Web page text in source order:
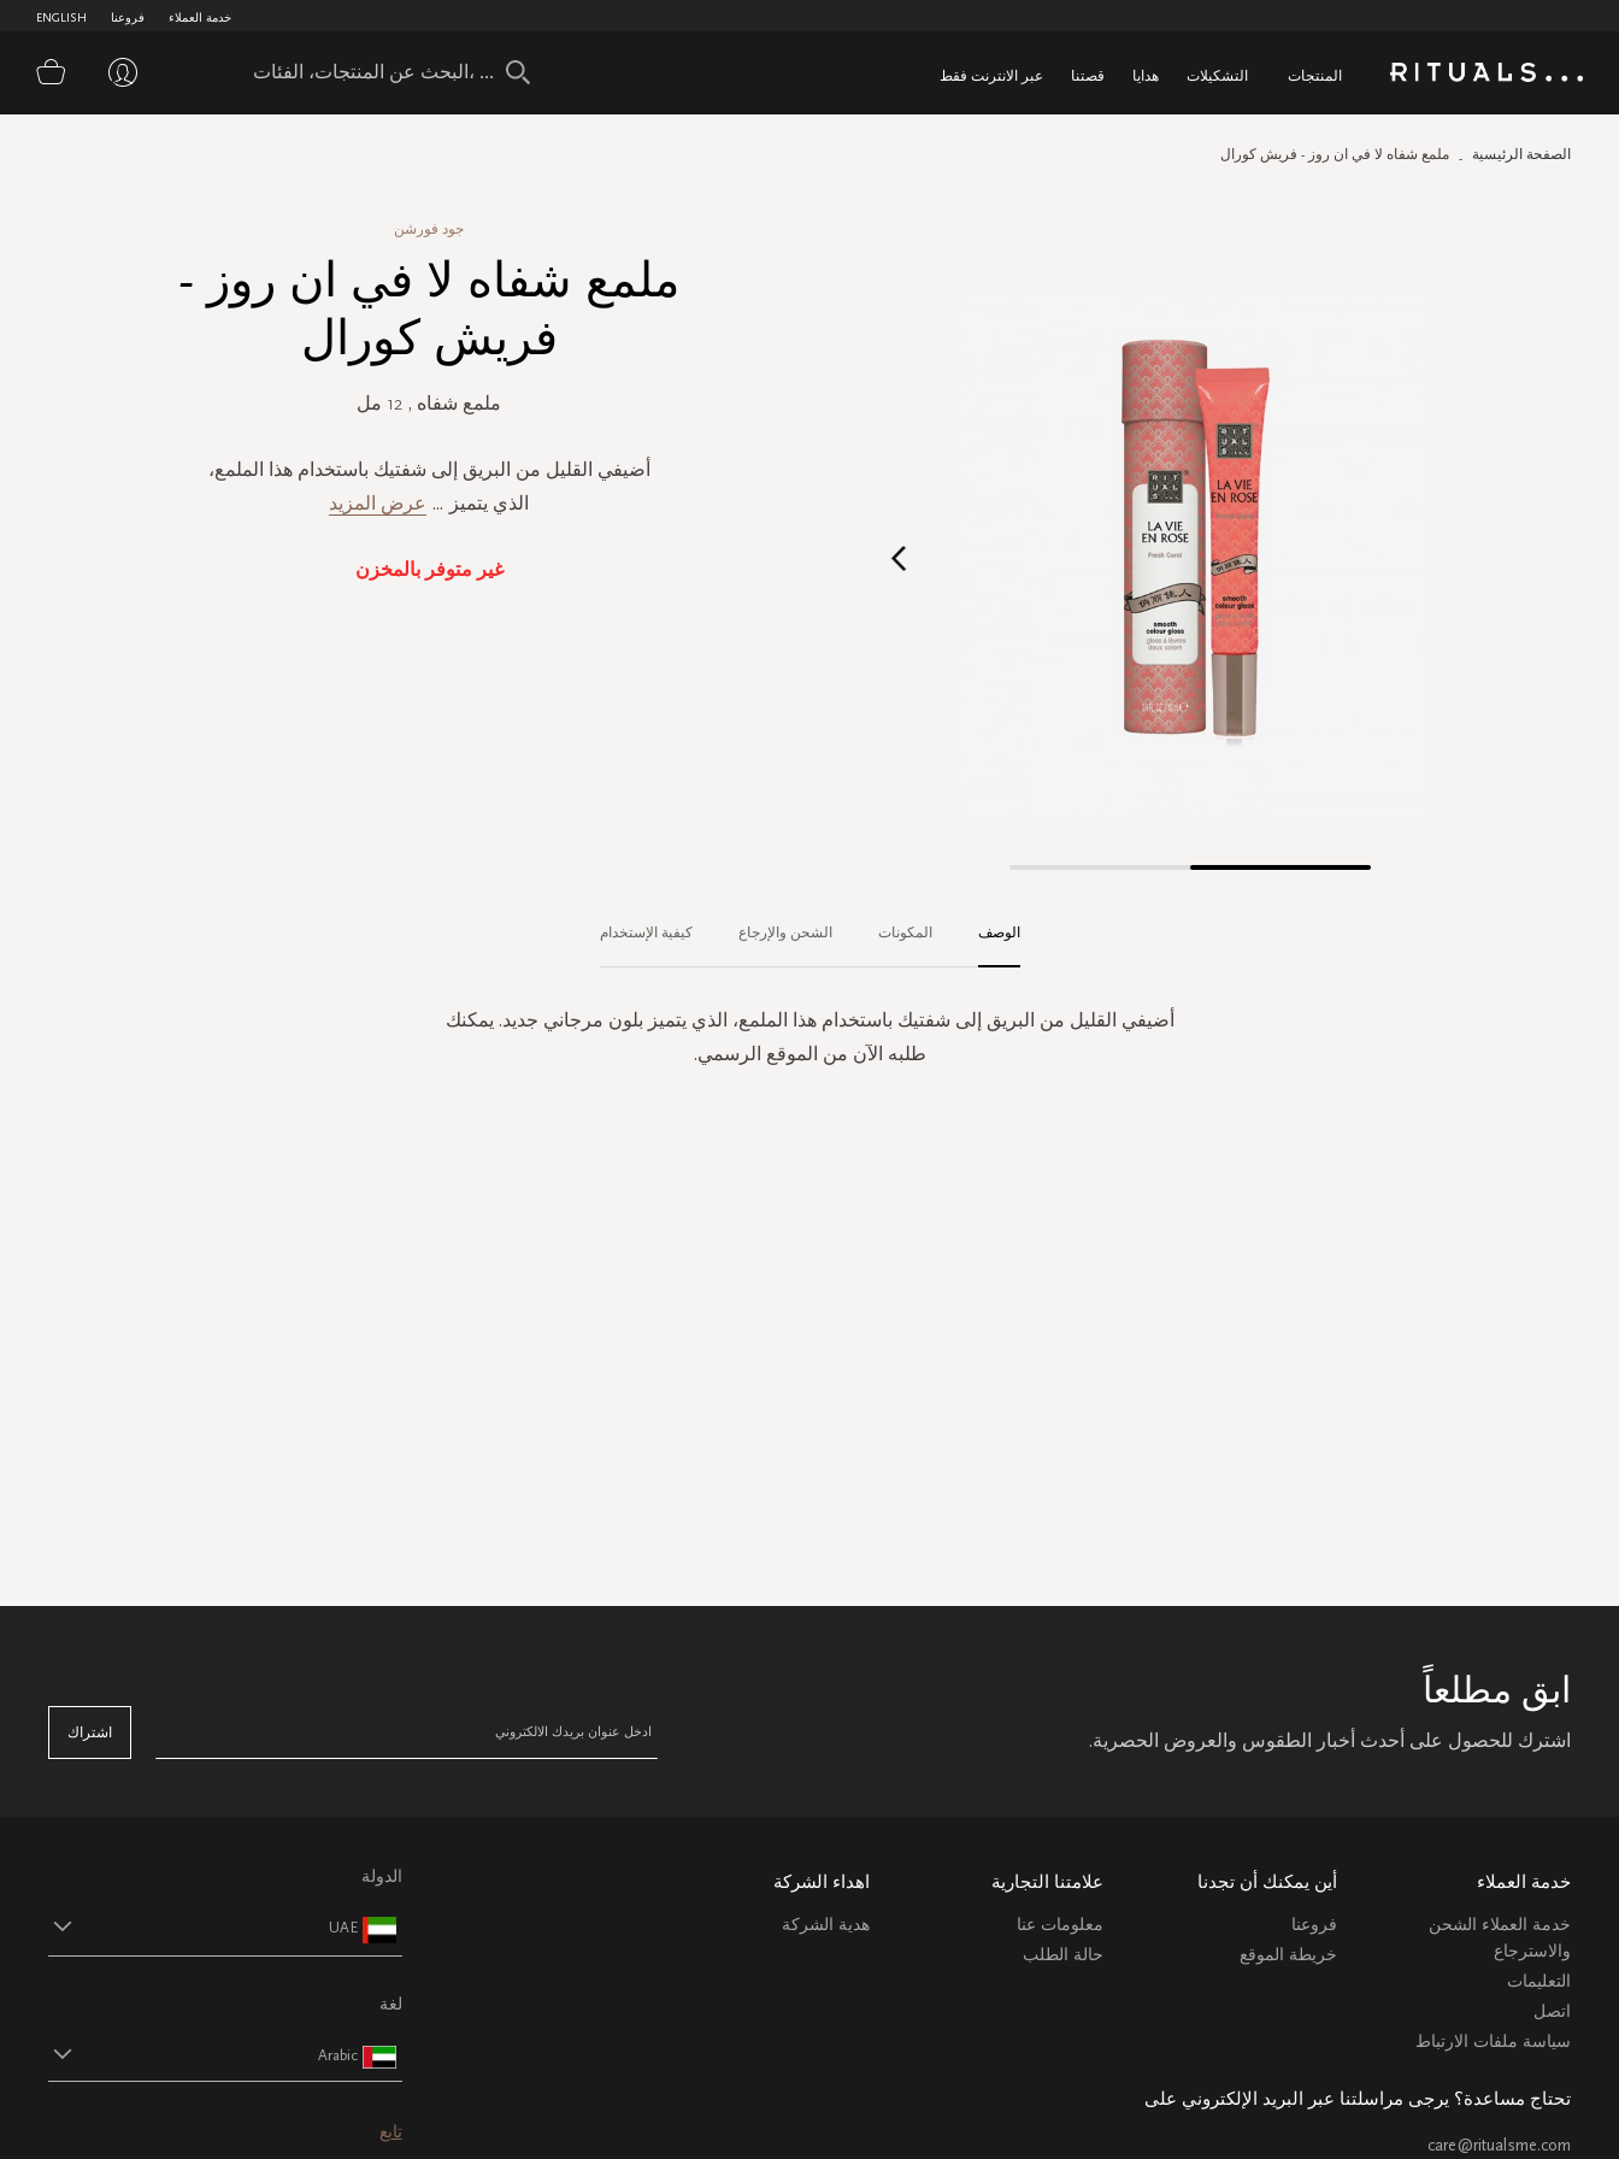
ENGLISH فروعنا خدمة العملاء
المنتجات التشكيلات هدايا قصتنا عبر الانترنت فقط سلة
الصفحة الرئيسية ملمع شفاه لا في ان روز - فريش كورال
جود فورشن
ملمع شفاه لا في ان روز -
فريش كورال
ملمع شفاه , 12 مل
أضيفي القليل من البريق إلى شفتيك باستخدام هذا الملمع،
الذي يتميز ... عرض المزيد
غير متوفر بالمخزن
الوصف
أضيفي القليل من البريق إلى شفتيك باستخدام هذا الملمع، الذي يتميز بلون مرجاني جديد. يمكنك
طلبه الآن من الموقع الرسمي.
المكونات الشحن والإرجاع كيفية الإستخدام
ابق مطلعاً
اشترك للحصول على أحدث أخبار الطقوس والعروض الحصرية. اشتراك
خدمة العملاء
خدمة العملاء الشحن
والاسترجاع
التعليمات
اتصل
سياسة ملفات الارتباط
أين يمكنك أن تجدنا
فروعنا
خريطة الموقع
علامتنا التجارية
معلومات عنا
حالة الطلب
اهداء الشركة
هدية الشركة
تحتاج مساعدة؟ يرجى مراسلتنا عبر البريد الإلكتروني على
care@ritualsme.com
الدولة
UAE
لغة
Arabic
تابع